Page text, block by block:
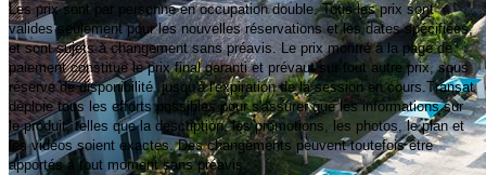
Les prix sont par personne en occupation double. Tous les prix sont
valides seulement pour les nouvelles réservations et les dates spécifiées,
et sont sujets à changement sans préavis. Le prix montré à la page de
paiement constitue le prix final garanti et prévaut sur tout autre prix, sous
réserve de disponibilité, jusqu'à l'expiration de la session en cours.Transat
déploie tous les efforts possibles pour s'assurer que les informations sur
le produit, telles que la description, les promotions, les photos, le plan et
les vidéos soient exactes. Des changements peuvent toutefois être
apportés à tout moment sans préavis.